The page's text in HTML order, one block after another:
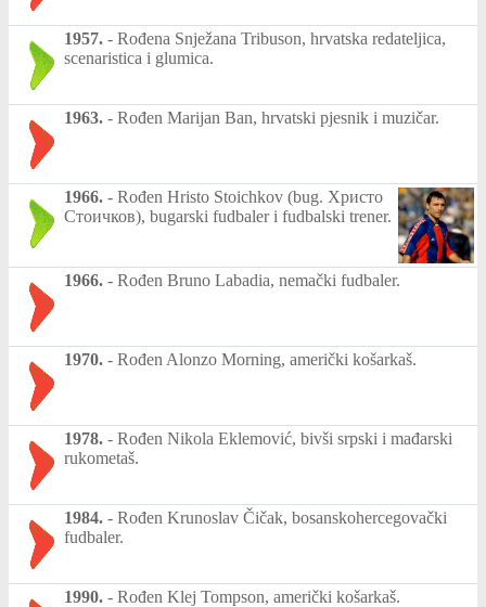
1957. - Rođena Snježana Tribuson, hrvatska redateljica,
scenaristica i glumica.
1963. - Rođen Marijan Ban, hrvatski pjesnik i muzičar.
1966. - Rođen Hristo Stoichkov (bug. Христо
Стоичков), bugarski fudbaler i fudbalski trener.
1966. - Rođen Bruno Labadia, nemački fudbaler.
1970. - Rođen Alonzo Morning, američki košarkaš.
1978. - Rođen Nikola Eklemović, bivši srpski i mađarski
rukometaš.
1984. - Rođen Krunoslav Čičak, bosanskohercegovački
fudbaler.
1990. - Rođen Klej Tompson, američki košarkaš.